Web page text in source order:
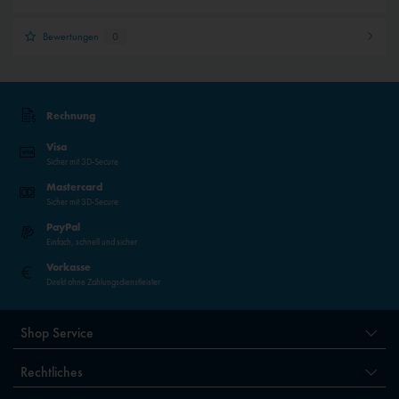
Bewertungen 0
Rechnung
Visa
Sicher mit 3D-Secure
Mastercard
Sicher mit 3D-Secure
PayPal
Einfach, schnell und sicher
Vorkasse
Direkt ohne Zahlungsdienstleister
Shop Service
Rechtliches